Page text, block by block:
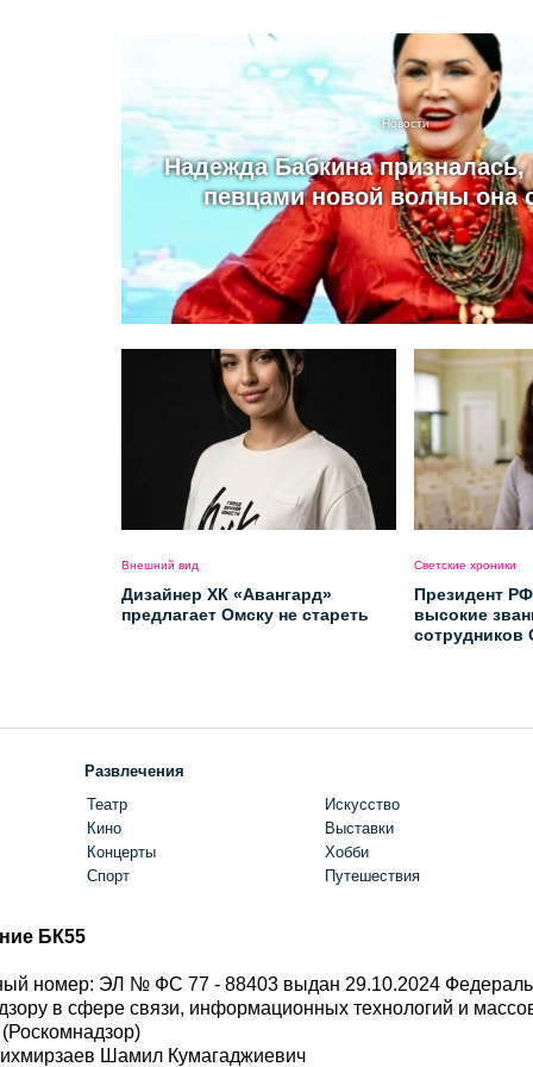
Новости
Надежда Бабкина призналась,
певцами новой волны она
Внешний вид
Дизайнер ХК «Авангард»
предлагает Омску не стареть
Светские хроники
Президент
высокие
сотрудников
Развлечения
Театр
Кино
Концерты
Спорт
Искусство
Выставки
Хобби
Путешествия
БК55
номер: ЭЛ № ФС 77 - 88403 выдан 29.10.2024
в сфере связи, информационных технологий и
Шамил Кумагаджиевич